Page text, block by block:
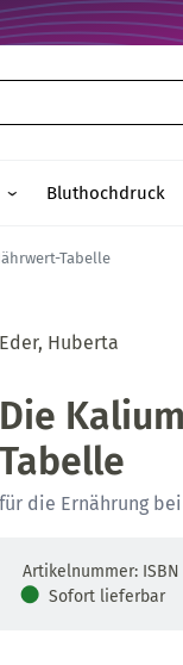
Bluthochdruck
Tabelle
Eder, Huberta
Die
Tabelle
für die Ernährung
Artikelnummer: ISBN
● Sofort lieferbar